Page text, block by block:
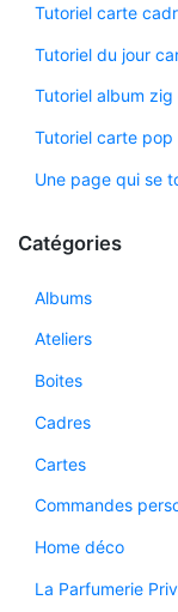
Tutoriel carte
Tutoriel du jour
Tutoriel album zig
Tutoriel carte pop
Une page qui se
Catégories
Albums
Ateliers
Boites
Cadres
Cartes
Commandes
Home déco
La Parfumerie